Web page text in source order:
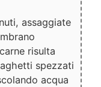
assaggiate
risulta
spezzati
acqua